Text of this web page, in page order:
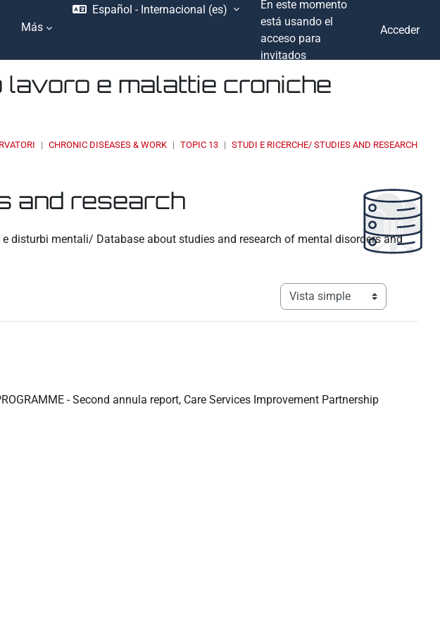
Más
Español - Internacional ‎(es)‎
En este momento
está usando el
acceso para
invitados
Acceder
e malattie croniche
CHRONIC DISEASES & WORK TOPIC 13
STUDI E RICERCHE/ STUDIES AND RESEARCH
and research
disturbi mentali/ Database about studies and research of mental disorders and
Ver modo de navegación
- Second annula report, Care Services Improvement Partnership